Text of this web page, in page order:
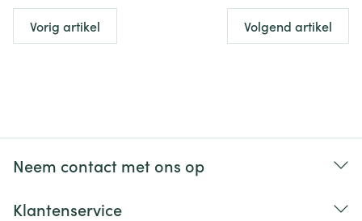
Vorig artikel Volgend artikel
Neem contact met ons op
Klantenservice